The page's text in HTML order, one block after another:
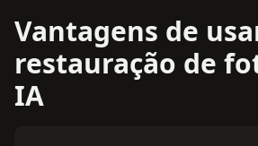
Vantagens de
restauração de
IA